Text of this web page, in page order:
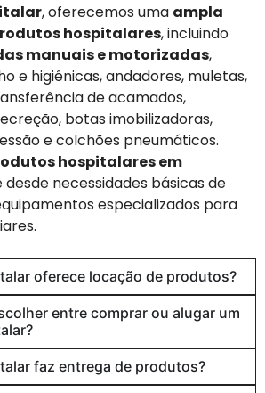
, oferecemos uma ampla
hospitalares, incluindo
manuais e motorizadas,
e higiênicas, andadores, muletas,
de acamados,
botas imobilizadoras,
e colchões pneumáticos.
hospitalares em
necessidades básicas de
especializados para
oferece locação de produtos?
entre comprar ou alugar um
faz entrega de produtos?